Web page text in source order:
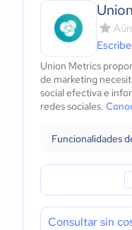
Union Metrics
de marketing
social efectiva e
redes sociales.
Funcionalidades
Consultar sin